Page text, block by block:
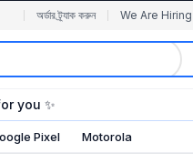
অর্ডার ট্র্যাক করুন We Are Hiring
you ✨
Pixel Motorola